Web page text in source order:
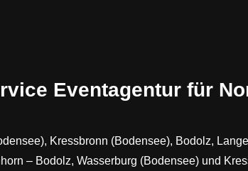
Eventagentur für
Kressbronn (Bodensee), Bodolz,
– Bodolz, Wasserburg (Bodensee) und